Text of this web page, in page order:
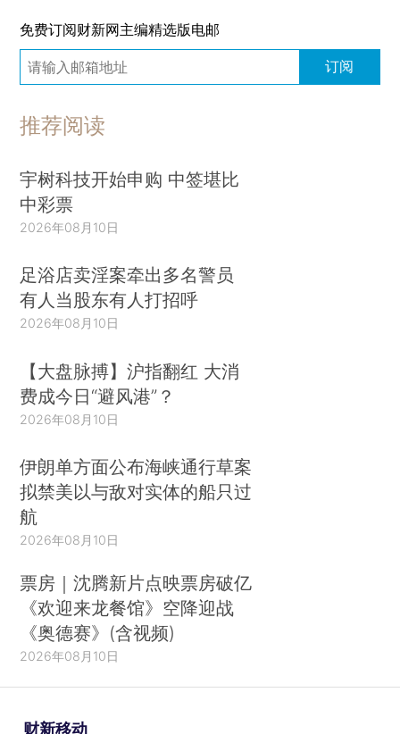
免费订阅财新网主编精选版电邮
订阅
推荐阅读
宇树科技开始申购 中签堪比
中彩票
2026年08月10日
足浴店卖淫案牵出多名警员
有人当股东有人打招呼
2026年08月10日
【大盘脉搏】沪指翻红 大消
费成今日“避风港”？
2026年08月10日
伊朗单方面公布海峡通行草案
拟禁美以与敌对实体的船只过
航
2026年08月10日
票房｜沈腾新片点映票房破亿
《欢迎来龙餐馆》空降迎战
《奥德赛》(含视频)
2026年08月10日
财新移动